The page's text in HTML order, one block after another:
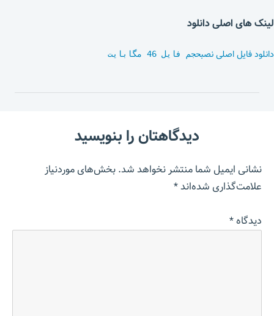
لینک های اصلی دانلود
دانلود فایل اصلی نصبحجم فایل 46 مگابایت
دیدگاهتان را بنویسید
نشانی ایمیل شما منتشر نخواهد شد.بخش‌های موردنیاز
علامت‌گذاری شده‌اند*
دیدگاه*